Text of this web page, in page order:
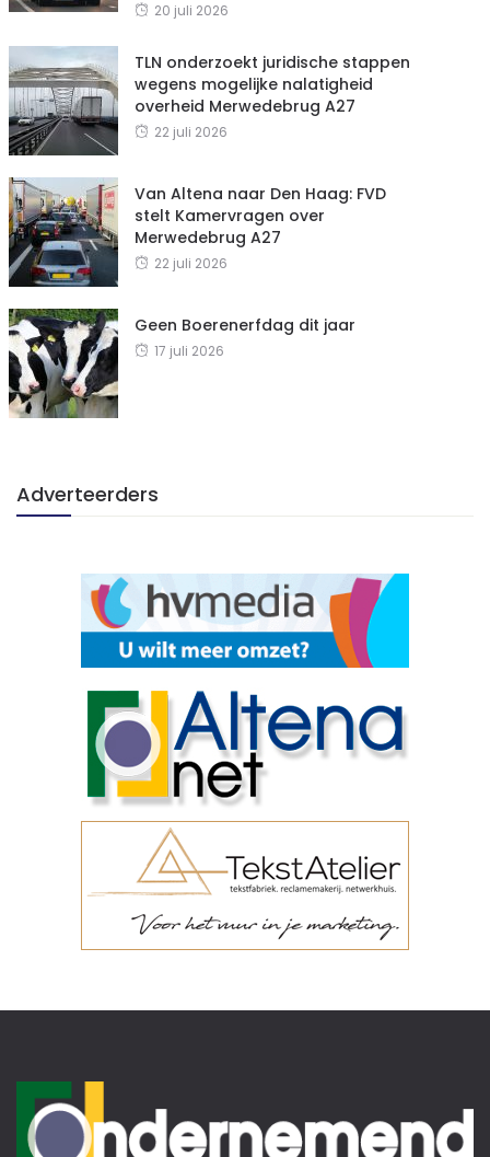
20 juli 2026
TLN onderzoekt juridische stappen
wegens mogelijke nalatigheid
overheid Merwedebrug A27
22 juli 2026
Van Altena naar Den Haag: FVD
stelt Kamervragen over
Merwedebrug A27
22 juli 2026
Geen Boerenerfdag dit jaar
17 juli 2026
Adverteerders